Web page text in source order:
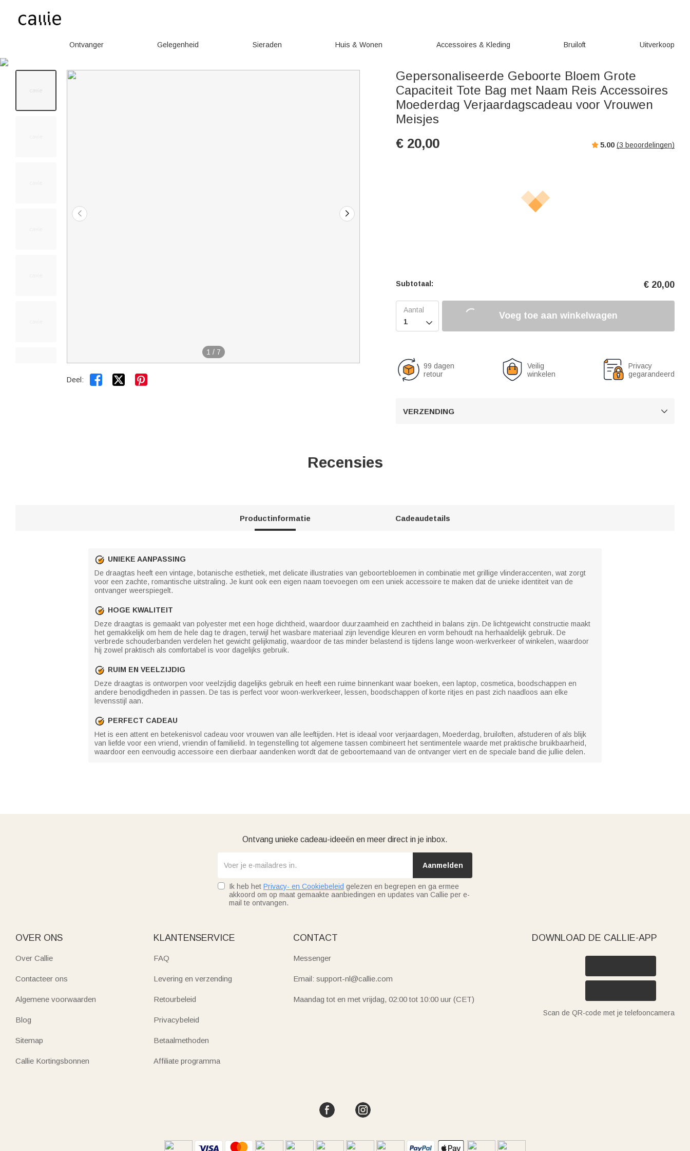
Ontvanger Gelegenheid Sieraden Huis & Wonen Accessoires & Kleding Bruiloft Uitverkoop
1 / 7
Deel:  
Gepersonaliseerde Geboorte Bloem Grote
Capaciteit Tote Bag met Naam Reis Accessoires
Moederdag Verjaardagscadeau voor Vrouwen
Meisjes
€ 20,00 5.00 (3 beoordelingen)
Subtotaal: € 20,00

Voeg toe aan winkelwagen
99 dagen
retour
Veilig
winkelen
Privacy
gegarandeerd
VERZENDING 
Recensies
Productinformatie Cadeaudetails
UNIEKE AANPASSING
De draagtas heeft een vintage, botanische esthetiek, met delicate illustraties van geboortebloemen in combinatie met grillige vlinderaccenten, wat zorgt
voor een zachte, romantische uitstraling. Je kunt ook een eigen naam toevoegen om een uniek accessoire te maken dat de unieke identiteit van de
ontvanger weerspiegelt.
HOGE KWALITEIT
Deze draagtas is gemaakt van polyester met een hoge dichtheid, waardoor duurzaamheid en zachtheid in balans zijn. De lichtgewicht constructie maakt
het gemakkelijk om hem de hele dag te dragen, terwijl het wasbare materiaal zijn levendige kleuren en vorm behoudt na herhaaldelijk gebruik. De
verbrede schouderbanden verdelen het gewicht gelijkmatig, waardoor de tas minder belastend is tijdens lange woon-werkverkeer of winkelen, waardoor
hij zowel praktisch als comfortabel is voor dagelijks gebruik.
RUIM EN VEELZIJDIG
Deze draagtas is ontworpen voor veelzijdig dagelijks gebruik en heeft een ruime binnenkant waar boeken, een laptop, cosmetica, boodschappen en
andere benodigdheden in passen. De tas is perfect voor woon-werkverkeer, lessen, boodschappen of korte ritjes en past zich naadloos aan elke
levensstijl aan.
PERFECT CADEAU
Het is een attent en betekenisvol cadeau voor vrouwen van alle leeftijden. Het is ideaal voor verjaardagen, Moederdag, bruiloften, afstuderen of als blijk
van liefde voor een vriend, vriendin of familielid. In tegenstelling tot algemene tassen combineert het sentimentele waarde met praktische bruikbaarheid,
waardoor een eenvoudig accessoire een dierbaar aandenken wordt dat de geboortemaand van de ontvanger viert en de speciale band die jullie delen.
Ontvang unieke cadeau-ideeën en meer direct in je inbox.
Aanmelden
Ik heb het Privacy- en Cookiebeleid gelezen en begrepen en ga ermee
akkoord om op maat gemaakte aanbiedingen en updates van Callie per e-
mail te ontvangen.
OVER ONS
Over Callie
Contacteer ons
Algemene voorwaarden
Blog
Sitemap
Callie Kortingsbonnen
KLANTENSERVICE
FAQ
Levering en verzending
Retourbeleid
Privacybeleid
Betaalmethoden
Affiliate programma
CONTACT
Messenger
Email: support-nl@callie.com
Maandag tot en met vrijdag, 02:00 tot 10:00 uur (CET)
DOWNLOAD DE CALLIE-APP
Scan de QR-code met je telefooncamera